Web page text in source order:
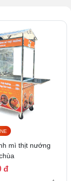
mì thịt nướng
đ